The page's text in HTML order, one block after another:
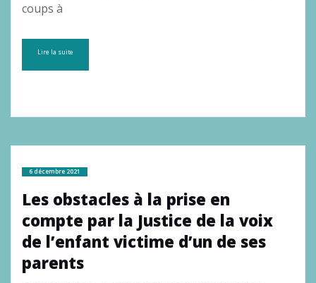
coups à
Lire la suite
6 décembre 2021
Les obstacles à la prise en
compte par la Justice de la voix
de l’enfant victime d’un de ses
parents